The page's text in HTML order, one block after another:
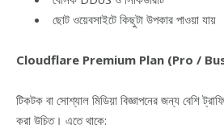
ছোট ওয়েবসাইটে কিছুটা উপকার পাওয়া যায়
Cloudflare Premium Plan (Pro /
টিকটক বা সোশ্যাল মিডিয়া বিজ্ঞাপনের জন্য বেশি
করা উচিত। এতে থাকে: